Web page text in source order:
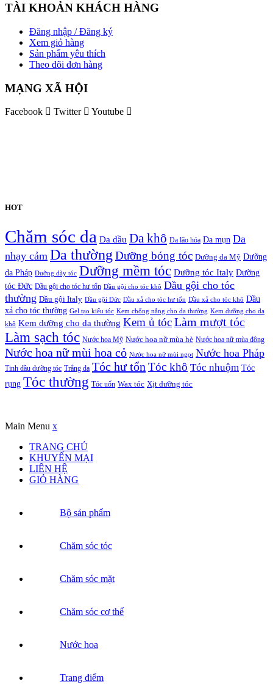
TÀI KHOẢN KHÁCH HÀNG
Đăng nhập / Đăng ký
Xem giỏ hàng
Sản phẩm yêu thích
Theo dõi đơn hàng
MẠNG XÃ HỘI
Facebook Twitter Youtube
HOT
Chăm sóc da Da dầu Da khô Da lão hóa Da mụn Da
nhạy cảm Da thường Dưỡng bóng tóc Dưỡng da Mỹ Dưỡng
da Pháp Dưỡng dày tóc Dưỡng mềm tóc Dưỡng tóc Italy Dưỡng
tóc Đức Dầu gội cho tóc hư tổn Dầu gội cho tóc khô Dầu gội cho tóc
thường Dầu gội Italy Dầu gội Đức Dầu xả cho tóc hư tổn Dầu xả cho tóc khô Dầu
xả cho tóc thường Gel tạo kiểu tóc Kem chống nắng cho da thường Kem dưỡng cho da
khô Kem dưỡng cho da thường Kem ủ tócLàm mượt tóc
Làm sạch tóc Nước hoa Mỹ Nước hoa nữ mùa hè Nước hoa nữ mùa đông
Nước hoa nữ mùi hoa cỏ Nước hoa nữ mùi ngọt Nước hoa Pháp
Tinh dầu dưỡng tóc Trắng da Tóc hư tổn Tóc khô Tóc nhuộm Tóc
rụng Tóc thường Tóc uốn Wax tóc Xịt dưỡng tóc
Main Menu x
TRANG CHỦ
KHUYẾN MẠI
LIÊN HỆ
GIỎ HÀNG
Bộ sản phẩm
Chăm sóc tóc
Chăm sóc mặt
Chăm sóc cơ thể
Nước hoa
Trang điểm